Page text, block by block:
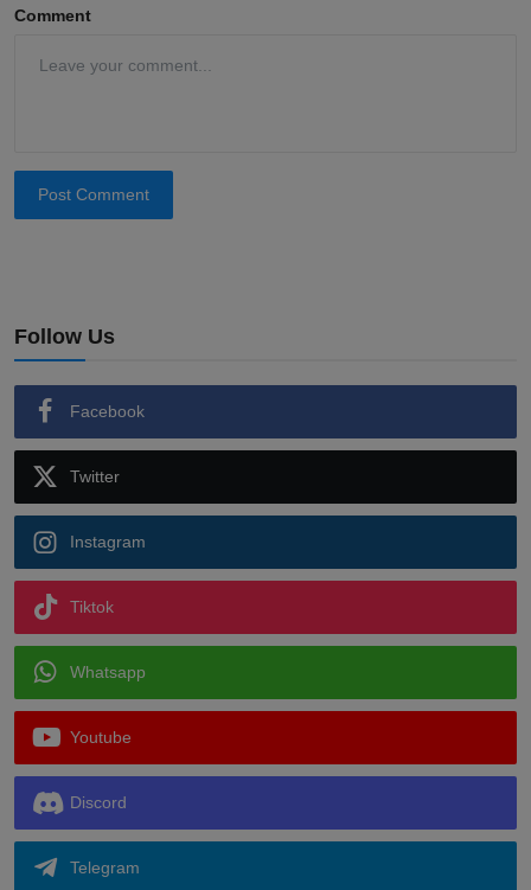
Comment
Post Comment
Follow Us
Facebook
Twitter
Instagram
Tiktok
Whatsapp
Youtube
Discord
Telegram